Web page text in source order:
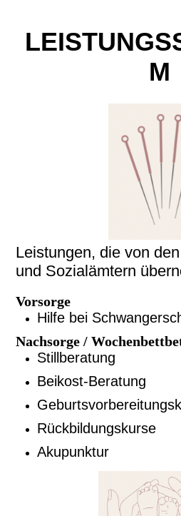
M
Leistungen, die von
und Sozialämtern
Vorsorge
Hilfe bei
Nachsorge/
Stillberatung
Beikost-Beratung
Rückbildungskurse
Akupunktur